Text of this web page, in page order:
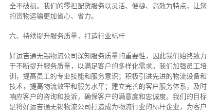
全不破损。我们的零担配货服务以灵活、便捷、高效为特点，让您
的货物运输更加省心、省力。
六、持续提升服务质量，打造行业标杆
好运吉通无锡物流公司深知服务质量的重要性，因此我们始终致力
于不断提升服务质量，以满足客户的多样化需求。我们加强员工培
训，提高员工的专业技能和服务意识；积极引进先进的物流设备和
技术，提高物流效率和服务水平；建立完善的客户服务体系，及时
响应客户的咨询和投诉，确保客户的满意度和忠诚度。我们的目标
是将好运吉通无锡物流公司打造成为物流行业的标杆企业，为客户